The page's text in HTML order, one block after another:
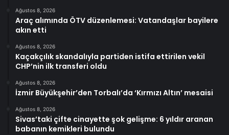
Ağustos 8, 2026
Araç alımında ÖTV düzenlemesi: Vatandaşlar bayilere
akın etti
Ağustos 8, 2026
Kaçakçılık skandalıyla partiden istifa ettirilen vekil
CHP’nin ilk transferi oldu
Ağustos 8, 2026
İzmir Büyükşehir’den Torbalı’da ‘Kırmızı Altın’ mesaisi
Ağustos 8, 2026
Sivas’taki çifte cinayette şok gelişme: 6 yıldır aranan
babanın kemikleri bulundu